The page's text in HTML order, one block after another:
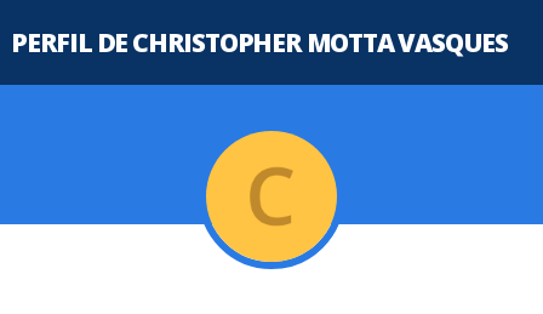
PERFIL DE CHRISTOPHER MOTTA VASQUES